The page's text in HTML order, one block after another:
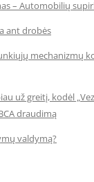
– Automobilių
ant drobės
mechanizmų
už greitį, kodėl
draudimą
valdymą?